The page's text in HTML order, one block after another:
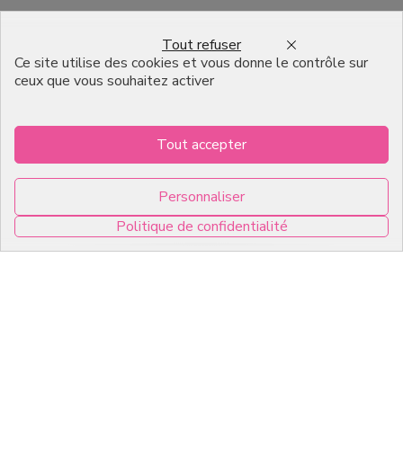
English
21600 Longvic
Ce site utilise des cookies et vous donne le contrôle sur
ceux que vous souhaitez activer
Tout accepter
Tout refuser
Personnaliser
Politique de confidentialité